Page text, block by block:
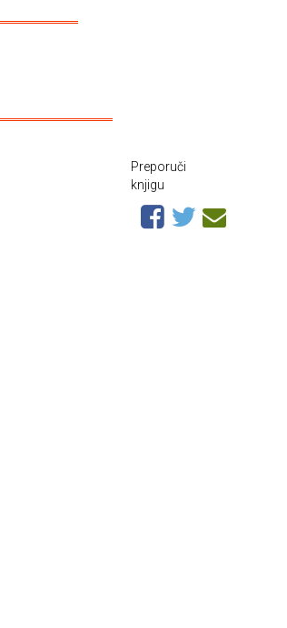
Preporuči
knjigu